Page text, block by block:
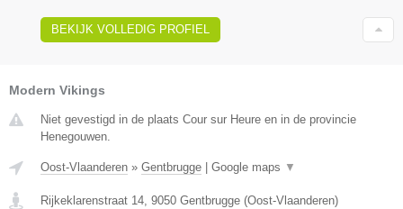
BEKIJK VOLLEDIG PROFIEL
Modern Vikings
Niet gevestigd in de plaats Cour sur Heure en in de provincie
Henegouwen.
Oost-Vlaanderen » Gentbrugge Google maps ▼
Rijkeklarenstraat 14, 9050 Gentbrugge (Oost-Vlaanderen)